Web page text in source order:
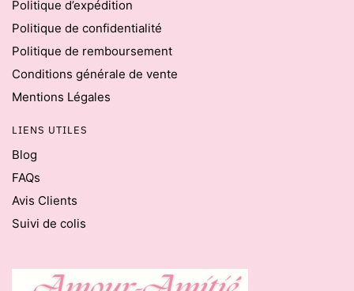
Politique d’expédition
Politique de confidentialité
Politique de remboursement
Conditions générale de vente
Mentions Légales
LIENS UTILES
Blog
FAQs
Avis Clients
Suivi de colis